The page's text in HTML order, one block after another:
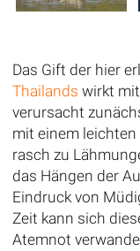
Das Gift der hier
Thailands wirkt
verursacht
mit einem
rasch zu
das Hängen der
Eindruck von
Zeit kann sich
Atemnot